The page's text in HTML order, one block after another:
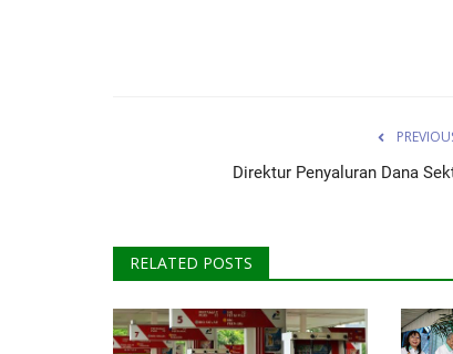
Direktur Penyaluran Dana
RELATED POSTS